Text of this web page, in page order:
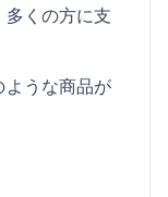
くの方に支
うな商品が